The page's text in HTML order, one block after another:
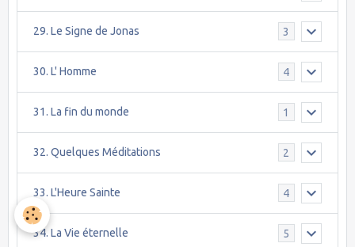
29. Le Signe de Jonas 3
30. L' Homme 4
31. La fin du monde 1
32. Quelques Méditations 2
33. L'Heure Sainte 4
34. La Vie éternelle 5